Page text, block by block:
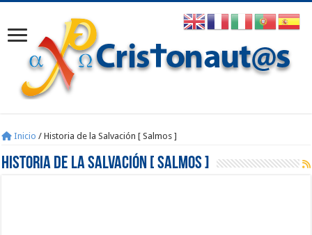
Inicio / Historia de la Salvación [ Salmos ]
Historia de la Salvación [ Salmos ]